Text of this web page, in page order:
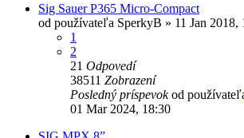
Sig Sauer P365 Micro-Compact
od používateľa SperkyB » 11 Jan 2018,
1
2
21 Odpovedí
38511 Zobrazení
Posledný príspevokod
01 Mar 2024, 18:30